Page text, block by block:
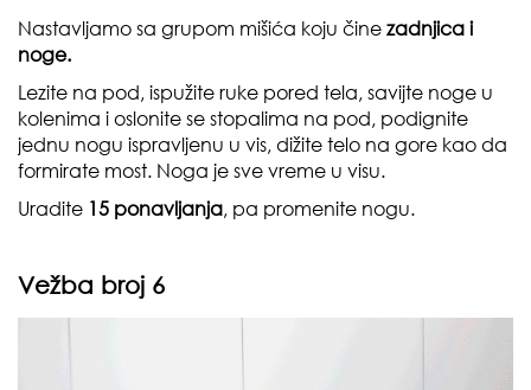
Nastavljamo sa grupom mišića koju čine zadnjica i
noge.
Lezite na pod, ispužite ruke pored tela, savijte noge u
kolenima i oslonite se stopalima na pod, podignite
jednu nogu ispravljenu u vis, dižite telo na gore kao da
formirate most. Noga je sve vreme u visu.
Uradite 15 ponavljanja, pa promenite nogu.
Vežba broj 6